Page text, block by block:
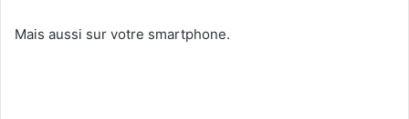
Mais aussi sur votre smartphone.